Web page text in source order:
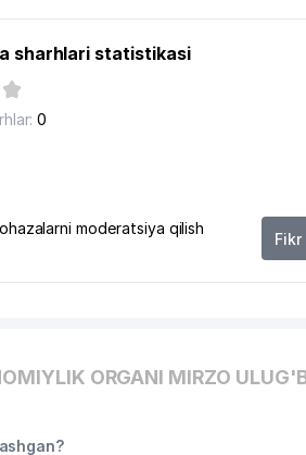
sharhlari statistikasi
0
moderatsiya qilish
ORGANI MIRZO